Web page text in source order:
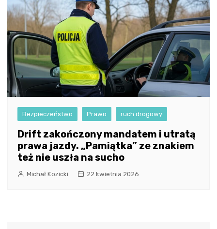
Bezpieczeństwo Prawo ruch drogowy
Drift zakończony mandatem i utratą
prawa jazdy. „Pamiątka” ze znakiem
też nie uszła na sucho
Michał Kozicki 22 kwietnia 2026